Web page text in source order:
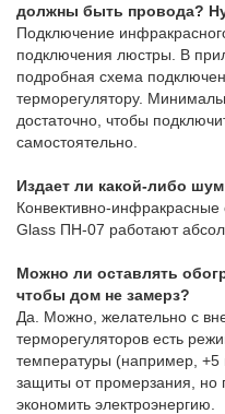
должны быть провода?
Подключение
подключения люстры. В
подробная схема
терморегулятору.
достаточно, чтобы
самостоятельно.
Издает ли какой-либо
Конвективно-
Glass ПН-07 работают
Можно ли оставлять
чтобы дом не замерз?
Да. Можно, желательно с
терморегуляторов есть
температуры (например, +5
защиты от промерзания, но
экономить электроэнергию.